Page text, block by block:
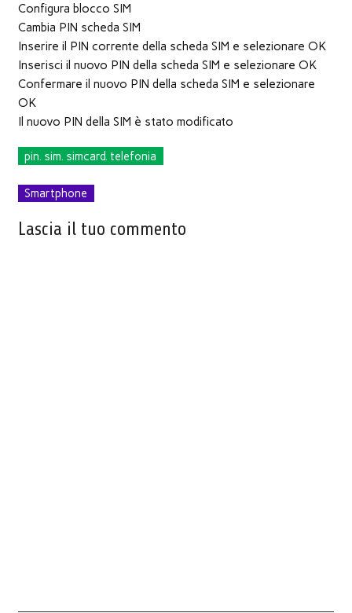
Configura blocco SIM
Cambia PIN scheda SIM
Inserire il PIN corrente della scheda SIM e selezionare OK
Inserisci il nuovo PIN della scheda SIM e selezionare OK
Confermare il nuovo PIN della scheda SIM e selezionare
OK
Il nuovo PIN della SIM è stato modificato
pin. sim. simcard. telefonia
Smartphone
Lascia il tuo commento